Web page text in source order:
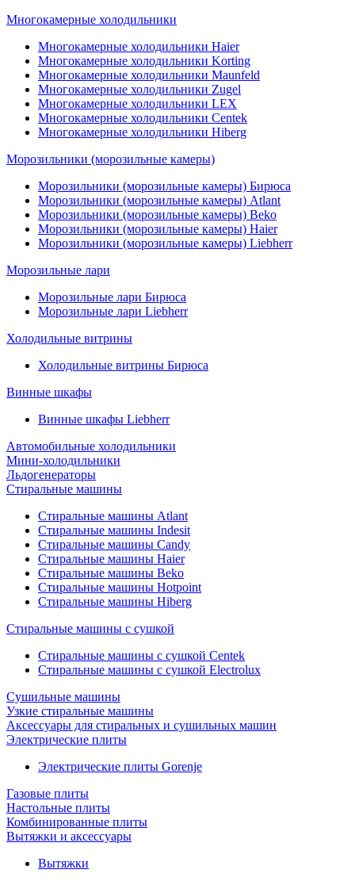
Многокамерные холодильники
Многокамерные холодильники Haier
Многокамерные холодильники Korting
Многокамерные холодильники Maunfeld
Многокамерные холодильники Zugel
Многокамерные холодильники LEX
Многокамерные холодильники Centek
Многокамерные холодильники Hiberg
Морозильники (морозильные камеры)
Морозильники (морозильные камеры) Бирюса
Морозильники (морозильные камеры) Atlant
Морозильники (морозильные камеры) Beko
Морозильники (морозильные камеры) Haier
Морозильники (морозильные камеры) Liebherr
Морозильные лари
Морозильные лари Бирюса
Морозильные лари Liebherr
Холодильные витрины
Холодильные витрины Бирюса
Винные шкафы
Винные шкафы Liebherr
Автомобильные холодильники
Мини-холодильники
Льдогенераторы
Стиральные машины
Стиральные машины Atlant
Стиральные машины Indesit
Стиральные машины Candy
Стиральные машины Haier
Стиральные машины Beko
Стиральные машины Hotpoint
Стиральные машины Hiberg
Стиральные машины с сушкой
Стиральные машины с сушкой Centek
Стиральные машины с сушкой Electrolux
Сушильные машины
Узкие стиральные машины
Аксессуары для стиральных и сушильных машин
Электрические плиты
Электрические плиты Gorenje
Газовые плиты
Настольные плиты
Комбинированные плиты
Вытяжки и аксессуары
Вытяжки